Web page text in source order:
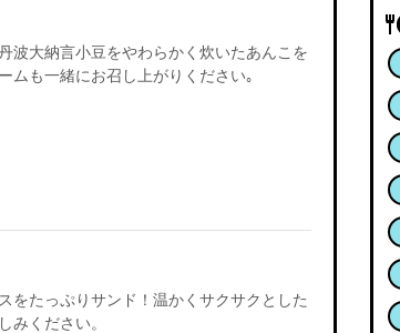
波大納言小豆をやわらかく炊いたあんこを
ムも一緒にお召し上がりください｡
をたっぷりサンド！温かくサクサクとした
みください。